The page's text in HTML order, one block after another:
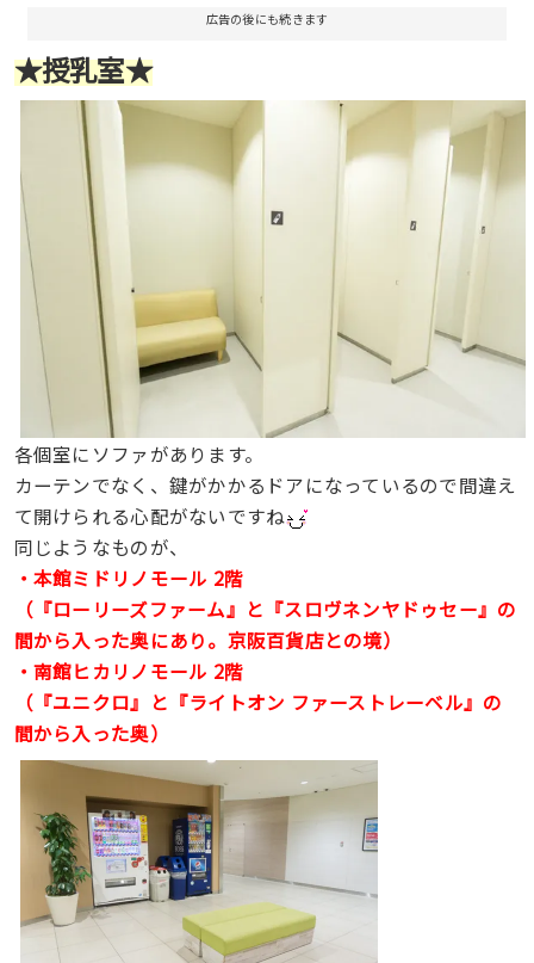
広告の後にも続きます
★授乳室★
各個室にソファがあります。
カーテンでなく、鍵がかかるドアになっているので間違え
て開けられる心配がないですね
同じようなものが、
・本館ミドリノモール 2階
（『ローリーズファーム』と『スロヴネンヤドゥセー』の
間から入った奥にあり。京阪百貨店との境）
・南館ヒカリノモール 2階
（『ユニクロ』と『ライトオン ファーストレーベル』の
間から入った奥）